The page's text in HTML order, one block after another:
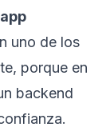
app
uno de los
porque en
backend